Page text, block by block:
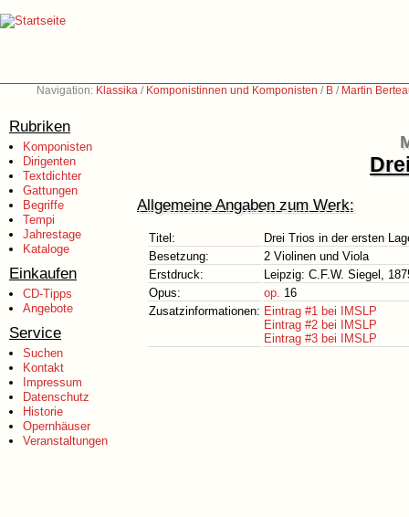
Navigation: Klassika / Komponistinnen und Komponisten / B / Martin
Rubriken
Komponisten
Dirigenten
Textdichter
Gattungen
Begriffe
Tempi
Jahrestage
Kataloge
Einkaufen
CD-Tipps
Angebote
Service
Suchen
Kontakt
Impressum
Datenschutz
Historie
Opernhäuser
Veranstaltungen
Allgemeine Angaben zum Werk:
Titel:
Drei Trios in der ersten
Besetzung:
2 Violinen und Viola
Erstdruck:
Leipzig: C.F.W. Siegel,
Opus:
op. 16
Zusatzinformationen: Eintrag #1 bei IMSLP
Eintrag #2 bei IMSLP
Eintrag #3 bei IMSLP